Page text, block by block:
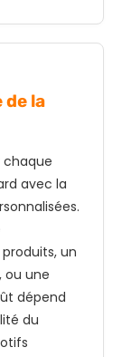
la
chaque
avec la
un
ou une
dépend
du